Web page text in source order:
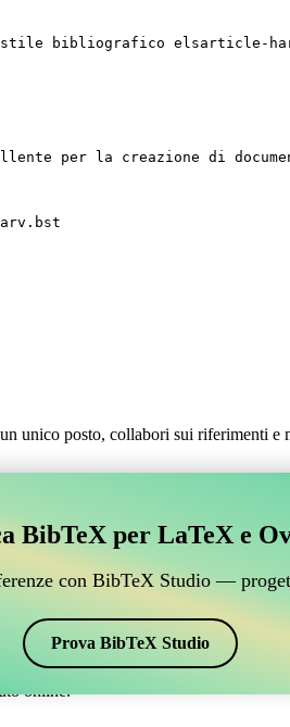
stile bibliografico elsarticle-
per la creazione di
unico posto, collabori sui riferimenti e
BibTeX, che si
riferimenti BibTeX, che si connetta a
su Overleaf, CiteDrive potrebbe
harv. Quindi, se stai cercando
online.
BibTeX per LaTeX e
con BibTeX Studio —
Prova BibTeX Studio